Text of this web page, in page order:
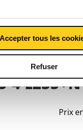
Accepter tous les
Refuser
prix
4 E235+N
Prix